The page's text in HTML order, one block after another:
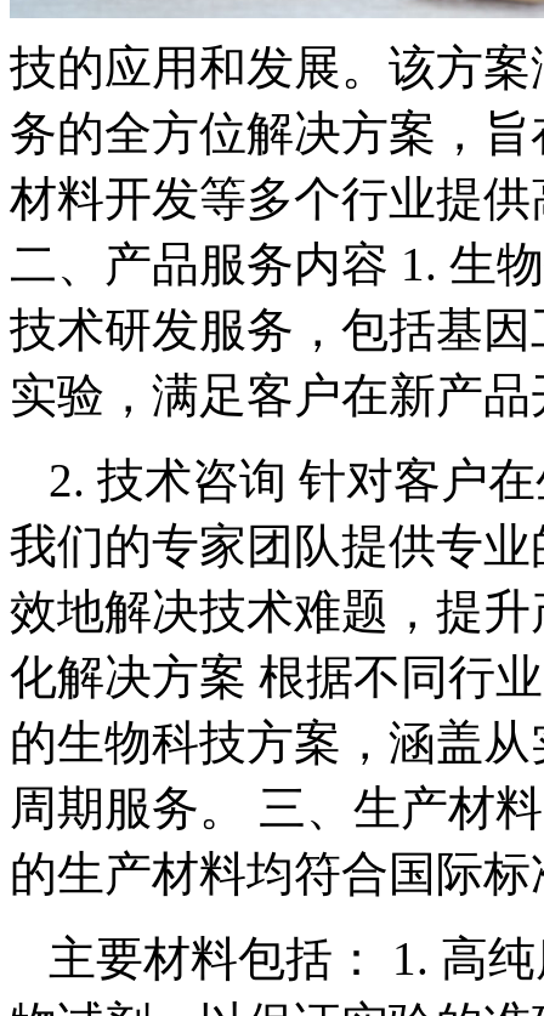
技的应用和发展。该方
务的全方位解决方案，
材料开发等多个行业提
二、产品服务内容 1. 生
技术研发服务，包括基
实验，满足客户在新产
2. 技术咨询 针对客户
我们的专家团队提供专
效地解决技术难题，提
化解决方案 根据不同行
的生物科技方案，涵盖
周期服务。 三、生产材
的生产材料均符合国际
主要材料包括： 1. 高